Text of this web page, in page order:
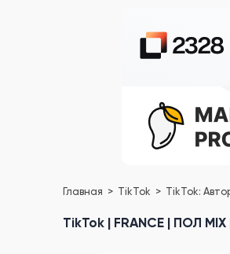
Главная TikTok TikTok:
TikTok | FRANCE | ПОЛ